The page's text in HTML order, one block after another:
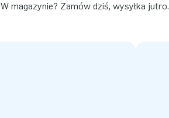
W magazynie? Zamów dziś, wysyłka jutro.